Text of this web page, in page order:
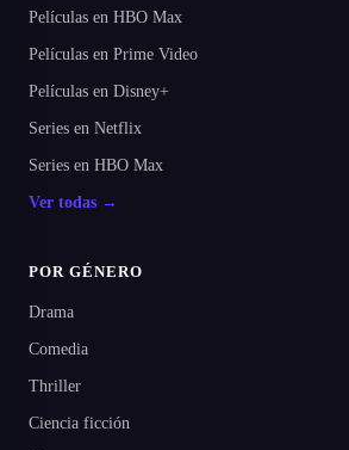
Películas en HBO Max
Películas en Prime Video
Películas en Disney+
Series en Netflix
Series en HBO Max
Ver todas →
POR GÉNERO
Drama
Comedia
Thriller
Ciencia ficción